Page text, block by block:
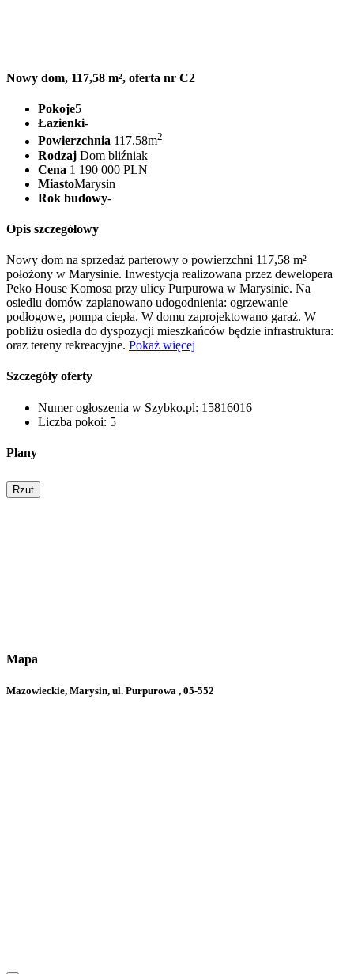
Nowy dom, 117,58 m², oferta nr C2
Pokoje5
Łazienki-
Powierzchnia 117.58m2
Rodzaj Dom bliźniak
Cena 1 190 000 PLN
MiastoMarysin
Rok budowy-
Opis szczegółowy
Nowy dom na sprzedaż parterowy o powierzchni 117,58 m²
położony w Marysinie. Inwestycja realizowana przez dewelopera
Peko House Komosa przy ulicy Purpurowa w Marysinie. Na
osiedlu domów zaplanowano udogodnienia: ogrzewanie
podłogowe, pompa ciepła. W domu zaprojektowano garaż. W
pobliżu osiedla do dyspozycji mieszkańców będzie infrastruktura:
oraz tereny rekreacyjne. Pokaż więcej
Szczegóły oferty
Numer ogłoszenia w Szybko.pl: 15816016
Liczba pokoi: 5
Plany
Rzut
Mapa
Mazowieckie, Marysin, ul. Purpurowa , 05-552